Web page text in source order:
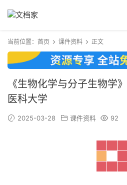
当前位置： 首页 课件资料 正文
《生物化学与分子生物学
医科大学
2025-03-28 课件资料 92